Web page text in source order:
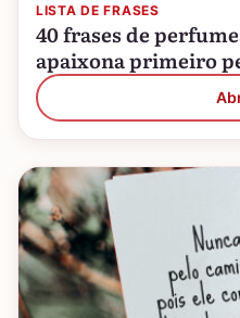
LISTA DE FRASES
40 frases de
apaixona primeiro